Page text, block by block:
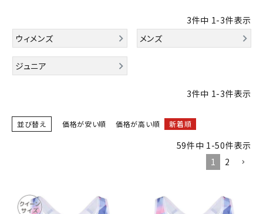
スポーツから選ぶ
アイテムから選ぶ
SALE品はこちら
お問い合わせ
3件中 1-3件表示
ウィメンズ
メンズ
ジュニア
3件中 1-3件表示
並び替え 価格が安い順 価格が高い順 新着順
59件中 1-50件表示
1
2